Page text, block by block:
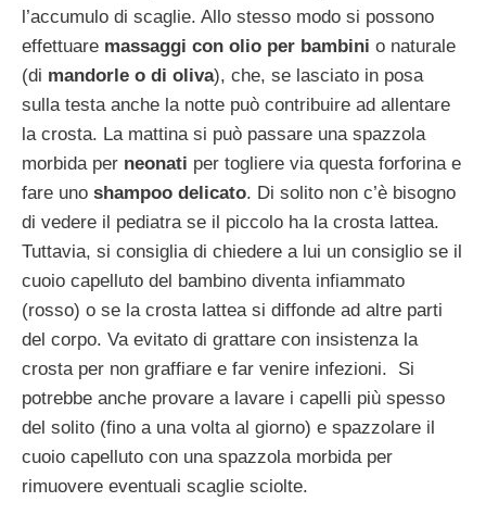
l’accumulo di scaglie. Allo stesso modo si possono
effettuare massaggi con olio per bambini o naturale
(di mandorle o di oliva), che, se lasciato in posa
sulla testa anche la notte può contribuire ad allentare
la crosta. La mattina si può passare una spazzola
morbida per neonati per togliere via questa forforina e
fare uno shampoo delicato. Di solito non c’è bisogno
di vedere il pediatra se il piccolo ha la crosta lattea.
Tuttavia, si consiglia di chiedere a lui un consiglio se il
cuoio capelluto del bambino diventa infiammato
(rosso) o se la crosta lattea si diffonde ad altre parti
del corpo. Va evitato di grattare con insistenza la
crosta per non graffiare e far venire infezioni. Si
potrebbe anche provare a lavare i capelli più spesso
del solito (fino a una volta al giorno) e spazzolare il
cuoio capelluto con una spazzola morbida per
rimuovere eventuali scaglie sciolte.